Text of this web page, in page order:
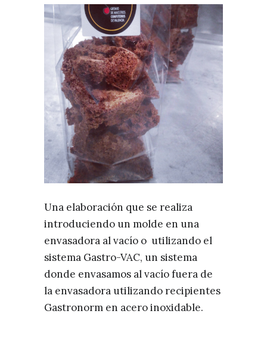
Una elaboración que se realiza
introduciendo un molde en una
envasadora al vacío o utilizando el
sistema Gastro-VAC, un sistema
donde envasamos al vacío fuera de
la envasadora utilizando recipientes
Gastronorm en acero inoxidable.